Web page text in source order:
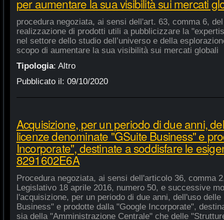
per aumentare la sua visibilità sui mercati
procedura negoziata, ai sensi dell'art. 63, comma 6,
realizzazione di prodotti utili a pubblicizzare la
nel settore dello studio dell’universo e della
scopo di aumentare la sua visibilità sui mercati globali
Tipologia: Altro
Pubblicato il: 09/10/2020
Acquisizione, per un periodo di due anni,
licenze denominate "GSuite Business" e
Incorporate", destinate a soddisfare le
8291602E6A
Procedura negoziata, ai sensi dell'articolo 36, comma
Legislativo 18 aprile 2016, numero 50, e successive
l'acquisizione, per un periodo di due anni, dell'uso
Business" e prodotte dalla "Google Incorporate",
sia della "Amministrazione Centrale" che delle